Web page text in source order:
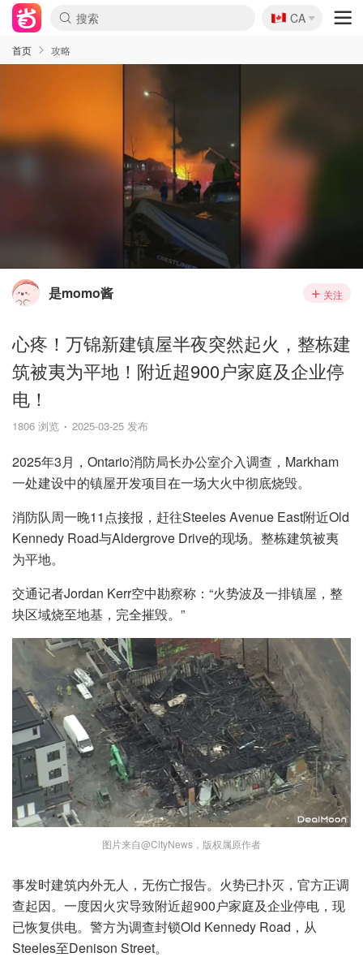
🇨🇦
CA
首页 攻略
是momo酱 关注
心疼！万锦新建镇屋半夜突然起火，整栋建
筑被夷为平地！附近超900户家庭及企业停
电！
1806 浏览 2025-03-25 发布
2025年3月，Ontario消防局长办公室介入调查，Markham
一处建设中的镇屋开发项目在一场大火中彻底烧毁。
消防队周一晚11点接报，赶往Steeles Avenue East附近Old
Kennedy Road与Aldergrove Drive的现场。整栋建筑被夷
为平地。
交通记者Jordan Kerr空中勘察称：“火势波及一排镇屋，整
块区域烧至地基，完全摧毁。”
图片来自@CityNews，版权属原作者
事发时建筑内外无人，无伤亡报告。火势已扑灭，官方正调
查起因。一度因火灾导致附近超900户家庭及企业停电，现
已恢复供电。警方为调查封锁Old Kennedy Road，从
Steeles至Denison Street。